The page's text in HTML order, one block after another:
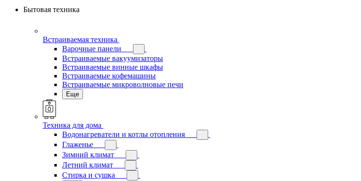
Бытовая техника
Встраиваемая техника
Варочные панели
Встраиваемые вакуумизаторы
Встраиваемые винные шкафы
Встраиваемые кофемашины
Встраиваемые микроволновые печи
Еще
Техника для дома
Водонагреватели и котлы отопления
Глаженье
Зимний климат
Летний климат
Стирка и сушка